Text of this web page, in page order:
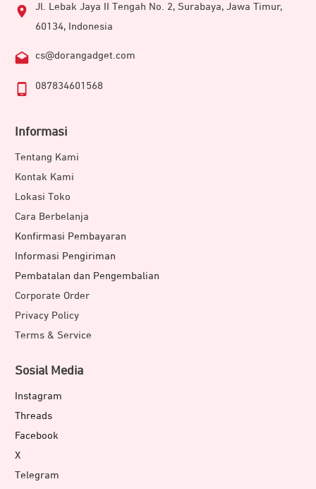
Jl. Lebak Jaya II Tengah No. 2, Surabaya, Jawa Timur,
60134, Indonesia
cs@dorangadget.com
087834601568
Informasi
Tentang Kami
Kontak Kami
Lokasi Toko
Cara Berbelanja
Konfirmasi Pembayaran
Informasi Pengiriman
Pembatalan dan Pengembalian
Corporate Order
Privacy Policy
Terms & Service
Sosial Media
Instagram
Threads
Facebook
X
Telegram